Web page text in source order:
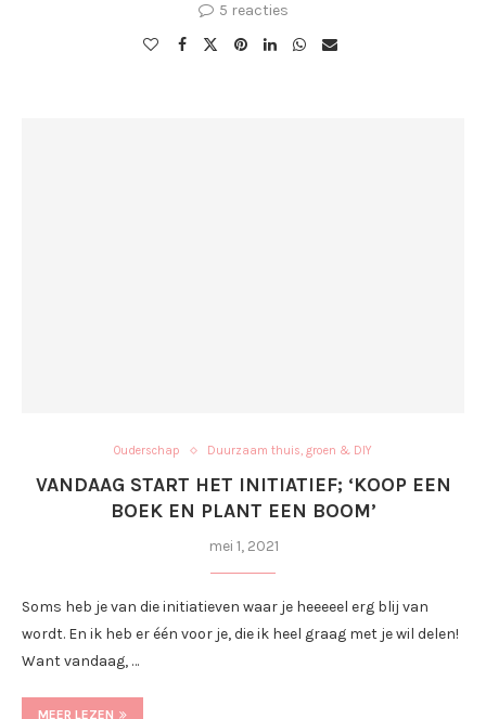
5 reacties
Ouderschap Duurzaam thuis, groen & DIY
VANDAAG START HET INITIATIEF; ‘KOOP EEN
BOEK EN PLANT EEN BOOM’
mei 1, 2021
Soms heb je van die initiatieven waar je heeeeel erg blij van
wordt. En ik heb er één voor je, die ik heel graag met je wil delen!
Want vandaag, …
MEER LEZEN